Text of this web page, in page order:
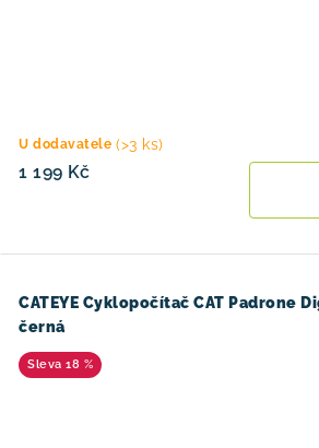
U dodavatele (>3 ks)
1 199 Kč
CATEYE Cyklopočítač CAT Padrone
černá
18 %